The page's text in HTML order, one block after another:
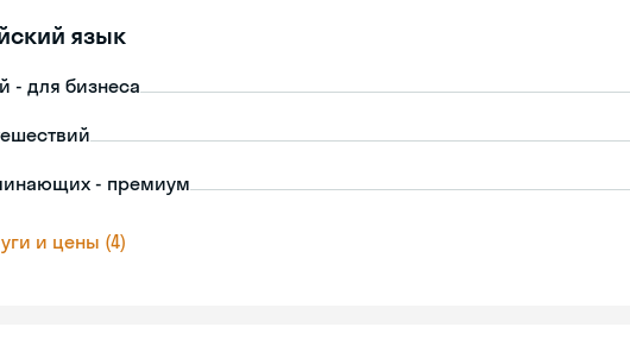
язык
- для бизнеса
- премиум
и цены (4)